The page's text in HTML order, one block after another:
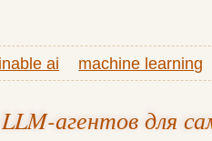
ai machine learning
агентов для